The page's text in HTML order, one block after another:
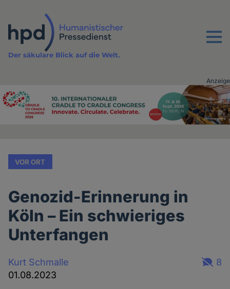
Inhalt
Menu
Der säkulare Blick auf die Welt.
Advertising
Anzeige
VOR ORT
Genozid-Erinnerung in
Köln – Ein schwieriges
Unterfangen
Kurt Schmalle
01.08.2023
8